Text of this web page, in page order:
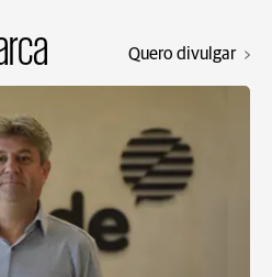
Quero divulgar